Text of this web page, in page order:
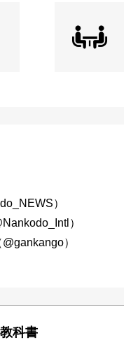
）
）
）
教科書